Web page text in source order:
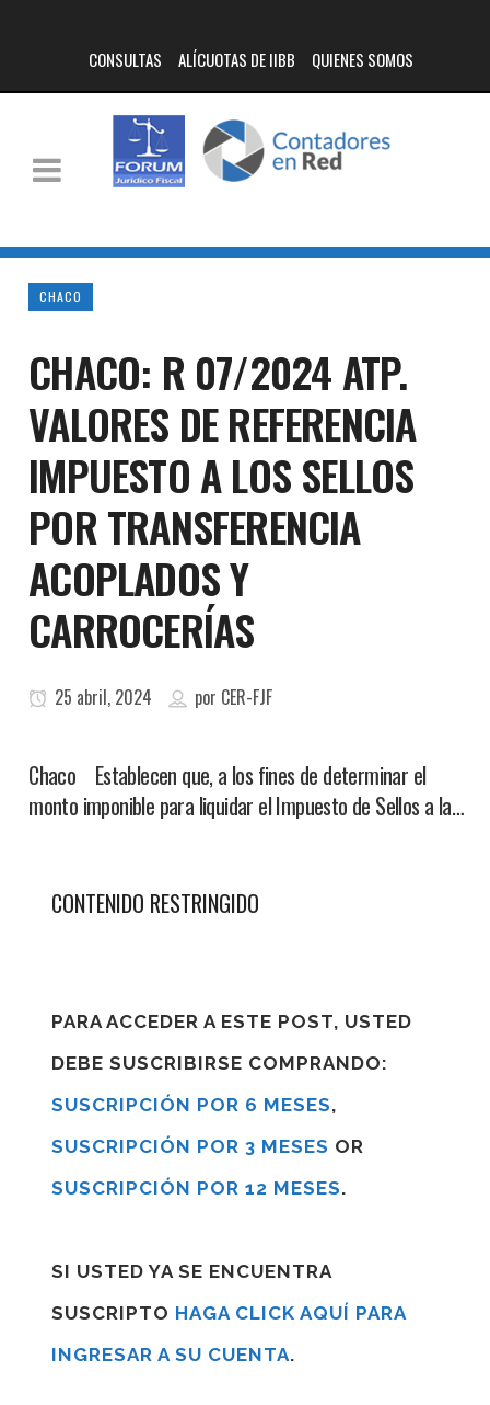
CONSULTAS ALÍCUOTAS DE IIBB QUIENES SOMOS
CHACO
CHACO: R 07/2024 ATP.
VALORES DE REFERENCIA
IMPUESTO A LOS SELLOS
POR TRANSFERENCIA
ACOPLADOS Y
CARROCERÍAS
25 abril, 2024 por CER-FJF
Chaco Establecen que, a los fines de determinar el
monto imponible para liquidar el Impuesto de Sellos a la…
CONTENIDO RESTRINGIDO
PARA ACCEDER A ESTE POST, USTED
DEBE SUSCRIBIRSE COMPRANDO:
SUSCRIPCIÓN POR 6 MESES,
SUSCRIPCIÓN POR 3 MESES OR
SUSCRIPCIÓN POR 12 MESES.
SI USTED YA SE ENCUENTRA
SUSCRIPTO HAGA CLICK AQUÍ PARA
INGRESAR A SU CUENTA.